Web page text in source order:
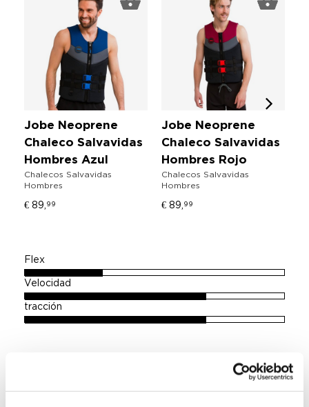
Jobe Neoprene
Chaleco Salvavidas
Hombres Azul
Chalecos Salvavidas
Hombres
€ 89, 99
Jobe Neoprene
Chaleco Salvavidas
Hombres Rojo
Chalecos Salvavidas
Hombres
€ 89, 99
Flex
Velocidad
tracción